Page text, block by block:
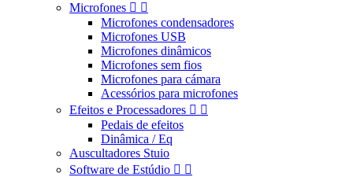
Microfones  
Microfones condensadores
Microfones USB
Microfones dinâmicos
Microfones sem fios
Microfones para cámara
Acessórios para microfones
Efeitos e Processadores  
Pedais de efeitos
Dinâmica / Eq
Auscultadores Stuio
Software de Estúdio  